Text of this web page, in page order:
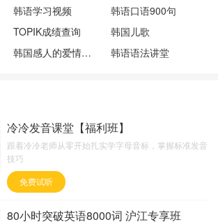
韩语学习视频
韩语口语900句
TOPIK成绩查询
韩国儿歌
韩国感人的爱情电影 韩语语法讲堂
冷冷发音课堂【福利班】
跟着冷冷老师从零开始扎实学字母音标，掌握标准发音
技巧
免费试听
80小时突破英语8000词 沪江专享班